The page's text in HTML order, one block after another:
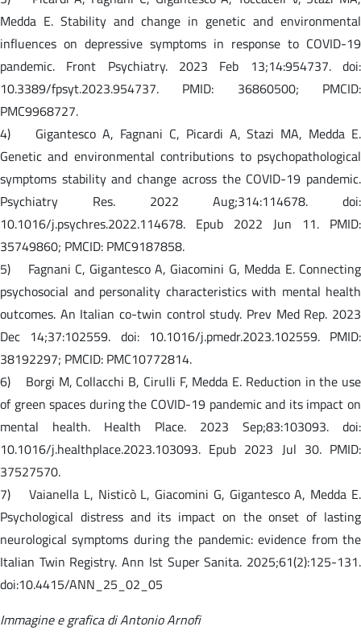
Medda E. Stability and change in genetic and environmental
influences on depressive symptoms in response to COVID-19
pandemic. Front Psychiatry. 2023 Feb 13;14:954737. doi:
10.3389/fpsyt.2023.954737. PMID: 36860500; PMCID:
PMC9968727.
4) Gigantesco A, Fagnani C, Picardi A, Stazi MA, Medda E.
Genetic and environmental contributions to psychopathological
symptoms stability and change across the COVID-19 pandemic.
Psychiatry Res. 2022 Aug;314:114678. doi:
10.1016/j.psychres.2022.114678. Epub 2022 Jun 11. PMID:
35749860; PMCID: PMC9187858.
5) Fagnani C, Gigantesco A, Giacomini G, Medda E. Connecting
psychosocial and personality characteristics with mental health
outcomes. An Italian co-twin control study. Prev Med Rep. 2023
Dec 14;37:102559. doi: 10.1016/j.pmedr.2023.102559. PMID:
38192297; PMCID: PMC10772814.
6) Borgi M, Collacchi B, Cirulli F, Medda E. Reduction in the use
of green spaces during the COVID-19 pandemic and its impact on
mental health. Health Place. 2023 Sep;83:103093. doi:
10.1016/j.healthplace.2023.103093. Epub 2023 Jul 30. PMID:
37527570.
7) Vaianella L, Nisticò L, Giacomini G, Gigantesco A, Medda E.
Psychological distress and its impact on the onset of lasting
neurological symptoms during the pandemic: evidence from the
Italian Twin Registry. Ann Ist Super Sanita. 2025;61(2):125-131.
doi:10.4415/ANN_25_02_05
Immagine e grafica di Antonio Arnofi